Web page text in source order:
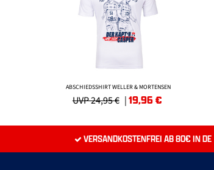
ABSCHIEDSSHIRT WELLER & MORTENSEN
UVP 24,95 € |19,96€
VERSANDKOSTENFREI AB 80€ IN DE